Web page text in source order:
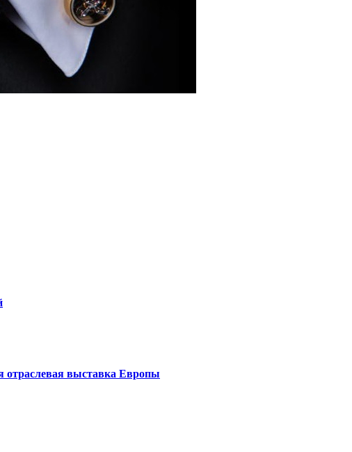
выставка Европы